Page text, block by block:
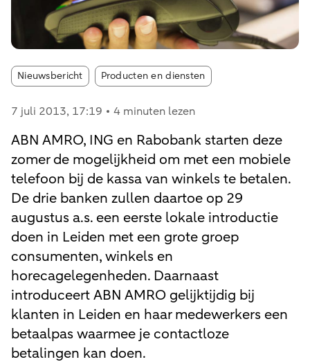
Nieuwsbericht Article tags:
Producten en diensten
7 juli 2013, 17:19 4 minuten lezen
ABN AMRO, ING en Rabobank starten deze
zomer de mogelijkheid om met een mobiele
telefoon bij de kassa van winkels te betalen.
De drie banken zullen daartoe op 29
augustus a.s. een eerste lokale introductie
doen in Leiden met een grote groep
consumenten, winkels en
horecagelegenheden. Daarnaast
introduceert ABN AMRO gelijktijdig bij
klanten in Leiden en haar medewerkers een
betaalpas waarmee je contactloze
betalingen kan doen.